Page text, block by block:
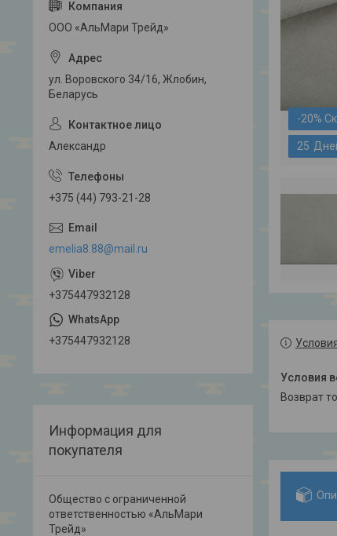
-20%
25
возврат
ООО «АльМари Трейд»
ул. Воровского 34/16, Жлобин,
Беларусь
Александр
+375 (44) 793-21-28
emelia8.88@mail.ru
+375447932128
+375447932128
Информация для
покупателя
Общество с ограниченной
ответственностью «АльМари
Трейд»